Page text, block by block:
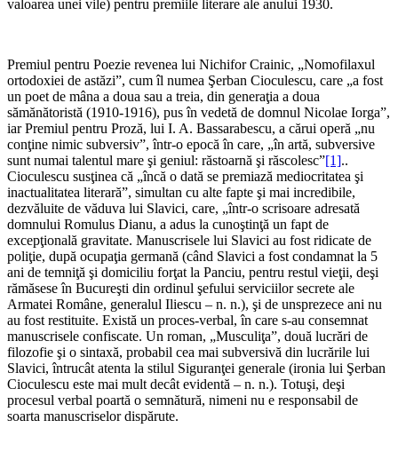
valoarea unei vile) pentru premiile literare ale anului 1930.
Premiul pentru Poezie revenea lui Nichifor Crainic, „Nomofilaxul
ortodoxiei de astăzi”, cum îl numea Şerban Cioculescu, care „a fost
un poet de mâna a doua sau a treia, din generaţia a doua
sămănătoristă (1910-1916), pus în vedetă de domnul Nicolae Iorga”,
iar Premiul pentru Proză, lui I. A. Bassarabescu, a cărui operă „nu
conţine nimic subversiv”, într-o epocă în care, „în artă, subversive
sunt numai talentul mare şi geniul: răstoarnă şi răscolesc”[1]..
Cioculescu susţinea că „încă o dată se premiază mediocritatea şi
inactualitatea literară”, simultan cu alte fapte şi mai incredibile,
dezvăluite de văduva lui Slavici, care, „într-o scrisoare adresată
domnului Romulus Dianu, a adus la cunoştinţă un fapt de
excepţională gravitate. Manuscrisele lui Slavici au fost ridicate de
poliţie, după ocupaţia germană (când Slavici a fost condamnat la 5
ani de temniţă şi domiciliu forţat la Panciu, pentru restul vieţii, deşi
rămăsese în Bucureşti din ordinul şefului serviciilor secrete ale
Armatei Române, generalul Iliescu – n. n.), şi de unsprezece ani nu
au fost restituite. Există un proces-verbal, în care s-au consemnat
manuscrisele confiscate. Un roman, „Musculiţa”, două lucrări de
filozofie şi o sintaxă, probabil cea mai subversivă din lucrările lui
Slavici, întrucât atenta la stilul Siguranţei generale (ironia lui Şerban
Cioculescu este mai mult decât evidentă – n. n.). Totuşi, deşi
procesul verbal poartă o semnătură, nimeni nu e responsabil de
soarta manuscriselor dispărute.